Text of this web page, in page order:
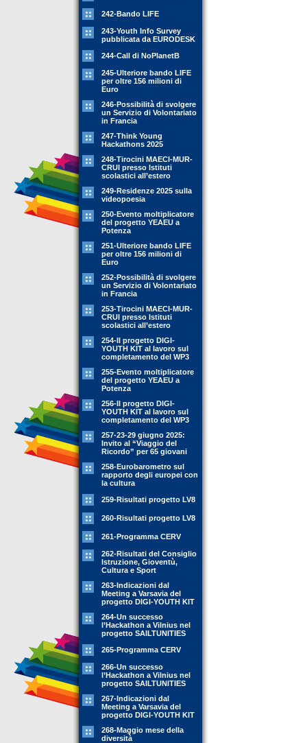
242-Bando LIFE
243-Youth Info Survey
pubblicata da EURODESK
244-Call di NoPlanetB
245-Ulteriore bando LIFE
per oltre 156 milioni di
Euro
246-Possibilità di svolgere
un Servizio di Volontariato
in Francia
247-Think Young
Hackathons 2025
248-Tirocini MAECI-MUR-
CRUI presso Istituti
scolastici all’estero
249-Residenze 2025 sulla
videopoesia
250-Evento moltiplicatore
del progetto YEAEU a
Potenza
251-Ulteriore bando LIFE
per oltre 156 milioni di
Euro
252-Possibilità di svolgere
un Servizio di Volontariato
in Francia
253-Tirocini MAECI-MUR-
CRUI presso Istituti
scolastici all’estero
254-Il progetto DIGI-
YOUTH KIT al lavoro sul
completamento del WP3
255-Evento moltiplicatore
del progetto YEAEU a
Potenza
256-Il progetto DIGI-
YOUTH KIT al lavoro sul
completamento del WP3
257-23-29 giugno 2025:
Invito al “Viaggio del
Ricordo” per 65 giovani
258-Eurobarometro sul
rapporto degli europei con
la cultura
259-Risultati progetto LV8
260-Risultati progetto LV8
261-Programma CERV
262-Risultati del Consiglio
Istruzione, Gioventù,
Cultura e Sport
263-Indicazioni dal
Meeting a Varsavia del
progetto DIGI-YOUTH KIT
264-Un successo
l’Hackathon a Vilnius nel
progetto SAILTUNITIES
265-Programma CERV
266-Un successo
l’Hackathon a Vilnius nel
progetto SAILTUNITIES
267-Indicazioni dal
Meeting a Varsavia del
progetto DIGI-YOUTH KIT
268-Maggio mese della
diversità